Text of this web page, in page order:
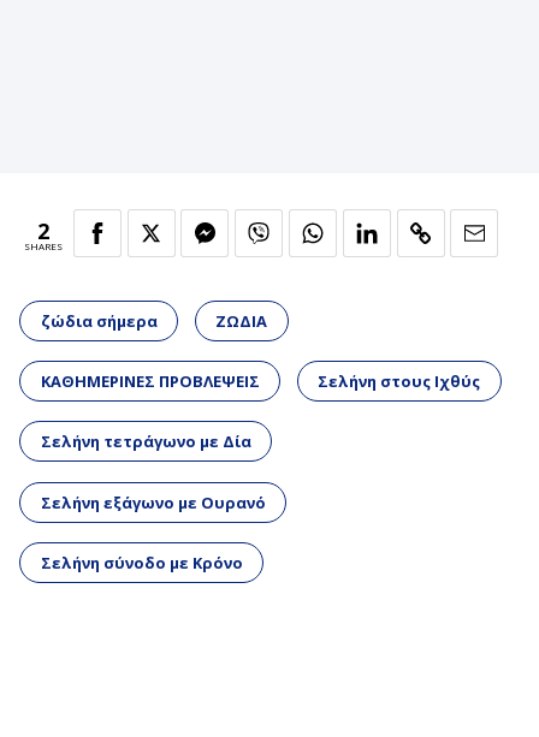
2
SHARES
ζώδια σήμερα ΖΩΔΙΑ
ΚΑΘΗΜΕΡΙΝΕΣ ΠΡΟΒΛΕΨΕΙΣ Σελήνη στους Ιχθύς
Σελήνη τετράγωνο με Δία
Σελήνη εξάγωνο με Ουρανό
Σελήνη σύνοδο με Κρόνο